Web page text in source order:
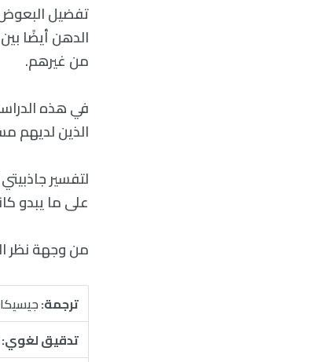
تفضيل البعوض
الدهن أيضًا
من غيرهم.
في هذه
الذين لديهم
لتفسير
على ما يبدو
من وجهة نظر
ترجمة:
تدقيق لغوي: